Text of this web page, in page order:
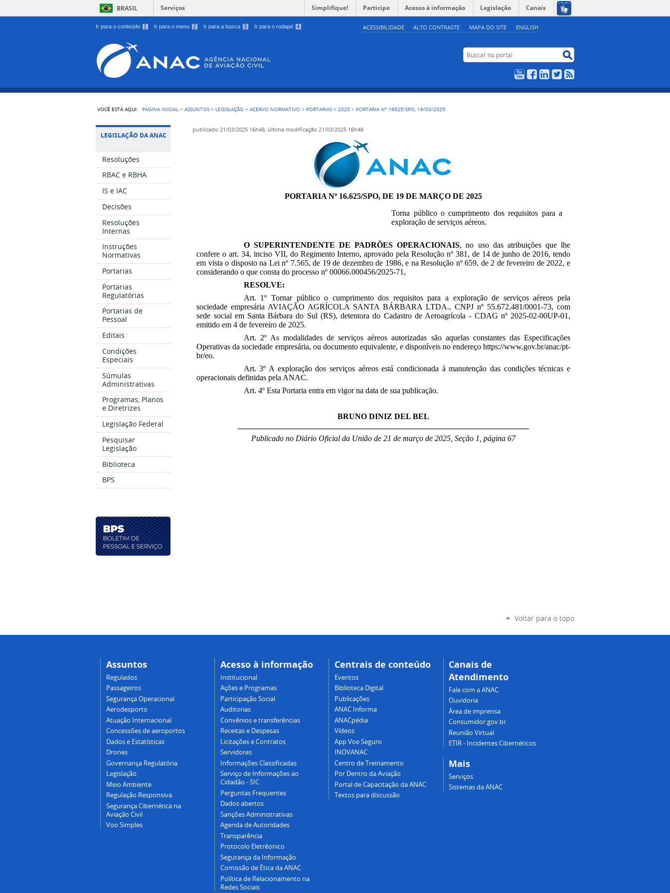
Ir para o conteúdo 1 Ir para o menu 2 Ir para a busca 3 Ir para o rodapé 4 ACESSIBILIDADE ALTO CONTRASTE MAPA DO SITE ENGLISH
BRASIL Serviços Simplifique! Participe Acesso à informação Legislação Canais
Buscar no portal
YouTubeFacebookLinkedIn
Twitter
VOCÊ ESTÁ AQUI: PÁGINA INICIAL >ASSUNTOS > LEGISLAÇÃO >ACERVO NORMATIVO > PORTARIAS >2025 > PORTARIA Nº 16625/SPO, 19/03/2025
LEGISLAÇÃO DA ANAC
Resoluções
RBAC e RBHA
IS e IAC
Decisões
Resoluções
Internas
Instruções
Normativas
Portarias
Portarias
Regulatórias
Portarias de
Pessoal
Editais
Condições
Especiais
Súmulas
Administrativas
Programas, Planos
e Diretrizes
Legislação Federal
Pesquisar
Legislação
Biblioteca
BPS
publicado 21/03/2025 16h48, última modificação 21/03/2025 16h48
PORTARIA Nº 16.625/SPO, DE 19 DE MARÇO DE 2025
Torna público o cumprimento dos requisitos para a
exploração de serviços aéreos.
O SUPERINTENDENTE DE PADRÕES OPERACIONAIS, no uso das atribuições que lhe
confere o art. 34, inciso VII, do Regimento Interno, aprovado pela Resolução nº 381, de 14 de junho de 2016, tendo
em vista o disposto na Lei nº 7.565, de 19 de dezembro de 1986, e na Resolução nº 659, de 2 de fevereiro de 2022, e
considerando o que consta do processo nº 00066.000456/2025-71,
RESOLVE:
Art. 1º Tornar público o cumprimento dos requisitos para a exploração de serviços aéreos pela
sociedade empresária AVIAÇÃO AGRÍCOLA SANTA BÁRBARA LTDA., CNPJ nº 55.672.481/0001-73, com
sede social em Santa Bárbara do Sul (RS), detentora do Cadastro de Aeroagrícola - CDAG nº 2025-02-00UP-01 ,
emitido em4 de fevereiro de 2025.
Art. 2º As modalidades de serviços aéreos autorizadas são aquelas constantes das Especificações
Operativas da sociedade empresária, ou documento equivalente, e disponíveis no endereço https://www.gov.br/anac/pt-
br/eo.
Art. 3º A exploração dos serviços aéreos está condicionada à manutenção das condições técnicas e
operacionais definidas pela ANAC.
Art. 4º Esta Portaria entra em vigor na data de sua publicação.
BRUNO DINIZ DEL BEL
Publicado no Diário Oficial da União de 21 de março de 2025, Seção 1, página 67
Voltar para o topo
Assuntos
Regulados
Passageiros
Segurança Operacional
Aerodesporto
Atuação Internacional
Concessões de aeroportos
Dados e Estatísticas
Drones
Governança Regulatória
Legislação
Meio Ambiente
Regulação Responsiva
Segurança Cibernética na
Aviação Civil
Voo Simples
Acesso à informação
Institucional
Ações e Programas
Participação Social
Auditorias
Convênios e transferências
Receitas e Despesas
Licitações e Contratos
Servidores
Informações Classificadas
Serviço de Informações ao
Cidadão - SIC
Perguntas Frequentes
Dados abertos
Sanções Administrativas
Agenda de Autoridades
Transparência
Protocolo Eletrêonico
Segurança da Informação
Comissão de Ética da ANAC
Política de Relacionamento na
Redes Sociais
Centrais de conteúdo
Eventos
Biblioteca Digital
Publicações
ANAC Informa
ANACpédia
Vídeos
App Voe Seguro
INOVANAC
Centro de Treinamento
Por Dentro da Aviação
Portal de Capacitação da ANAC
Textos para discussão
Canais de
Atendimento
Fale com a ANAC
Ouvidoria
Área de imprensa
Consumidor.gov.br
Reunião Virtual
ETIR - Incidentes Cibernéticos
Mais
Serviços
Sistemas da ANAC